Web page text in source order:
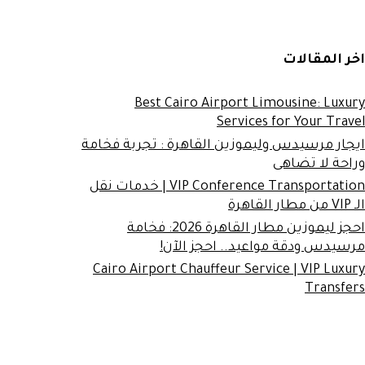
اخر المقالات
Best Cairo Airport Limousine: Luxury
Services for Your Travel
ايجار مرسيدس وليموزين القاهرة : تجربة فخامة
وراحة لا تضاهى
VIP Conference Transportation | خدمات نقل
الـ VIP من مطار القاهرة
احجز ليموزين مطار القاهرة 2026: فخامة
مرسيدس ودقة مواعيد.. احجز الآن!
Cairo Airport Chauffeur Service | VIP Luxury
Transfers